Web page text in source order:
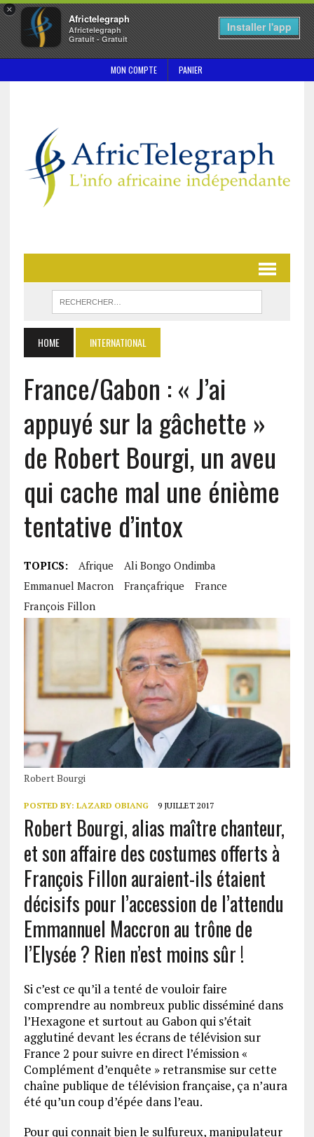
×
Africtelegraph
Africtelegraph
Gratuit - Gratuit
Installer l'app
MON COMPTE PANIER
HOME INTERNATIONAL
France/Gabon : « J’ai
appuyé sur la gâchette »
de Robert Bourgi, un aveu
qui cache mal une énième
tentative d’intox
TOPICS: Afrique
Ali Bongo Ondimba
Emmanuel Macron
Françafrique
France
François Fillon
Robert Bourgi
POSTED BY: LAZARD OBIANG 9 JUILLET 2017
Robert Bourgi, alias maître chanteur,
et son affaire des costumes offerts à
François Fillon auraient-ils étaient
décisifs pour l’accession de l’attendu
Emmannuel Maccron au trône de
l’Elysée ? Rien n’est moins sûr !
Si c’est ce qu’il a tenté de vouloir faire
comprendre au nombreux public disséminé dans
l’Hexagone et surtout au Gabon qui s’était
agglutiné devant les écrans de télévision sur
France 2 pour suivre en direct l’émission «
Complément d’enquête » retransmise sur cette
chaîne publique de télévision française, ça n’aura
été qu’un coup d’épée dans l’eau.
Pour qui connait bien le sulfureux, manipulateur